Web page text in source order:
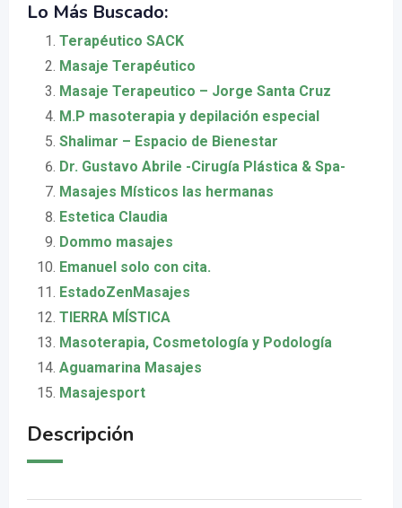
Lo Más Buscado:
Terapéutico SACK
Masaje Terapéutico
Masaje Terapeutico – Jorge Santa Cruz
M.P masoterapia y depilación especial
Shalimar – Espacio de Bienestar
Dr. Gustavo Abrile -Cirugía Plástica & Spa-
Masajes Místicos las hermanas
Estetica Claudia
Dommo masajes
Emanuel solo con cita.
EstadoZenMasajes
TIERRA MÍSTICA
Masoterapia, Cosmetología y Podología
Aguamarina Masajes
Masajesport
Descripción